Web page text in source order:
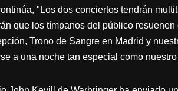
"Los dos conciertos tendrán
que los tímpanos del público
Trono de Sangre en Madrid y
a una noche tan especial como